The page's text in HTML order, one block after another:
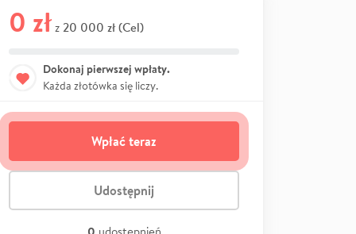
0 zł z 20 000 zł (Cel)
Dokonaj pierwszej wpłaty.
Każda złotówka się liczy.
Wpłać teraz
Udostępnij